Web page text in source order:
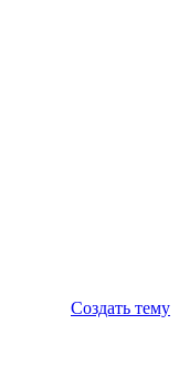
Создать тему